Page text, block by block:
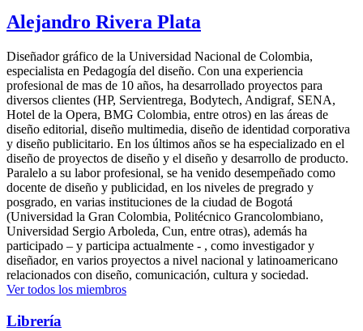
Alejandro Rivera Plata
Diseñador gráfico de la Universidad Nacional de Colombia,
especialista en Pedagogía del diseño. Con una experiencia
profesional de mas de 10 años, ha desarrollado proyectos para
diversos clientes (HP, Servientrega, Bodytech, Andigraf, SENA,
Hotel de la Opera, BMG Colombia, entre otros) en las áreas de
diseño editorial, diseño multimedia, diseño de identidad corporativa
y diseño publicitario. En los últimos años se ha especializado en el
diseño de proyectos de diseño y el diseño y desarrollo de producto.
Paralelo a su labor profesional, se ha venido desempeñado como
docente de diseño y publicidad, en los niveles de pregrado y
posgrado, en varias instituciones de la ciudad de Bogotá
(Universidad la Gran Colombia, Politécnico Grancolombiano,
Universidad Sergio Arboleda, Cun, entre otras), además ha
participado – y participa actualmente - , como investigador y
diseñador, en varios proyectos a nivel nacional y latinoamericano
relacionados con diseño, comunicación, cultura y sociedad.
Ver todos los miembros
Librería